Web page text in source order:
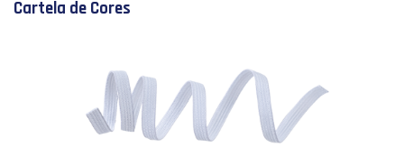
Cartela de Cores